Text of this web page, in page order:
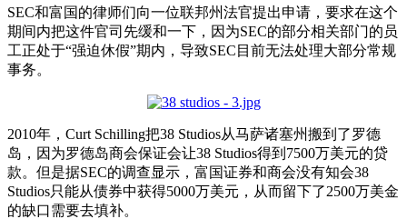
SEC和富国的律师们向一位联邦州法官提出申请，要求在这个
期间内把这件官司先缓和一下，因为SEC的部分相关部门的员
工正处于“强迫休假”期内，导致SEC目前无法处理大部分常规
事务。
2010年，Curt Schilling把38 Studios从马萨诸塞州搬到了罗德
岛，因为罗德岛商会保证会让38 Studios得到7500万美元的贷
款。但是据SEC的调查显示，富国证券和商会没有知会38
Studios只能从债券中获得5000万美元，从而留下了2500万美金
的缺口需要去填补。